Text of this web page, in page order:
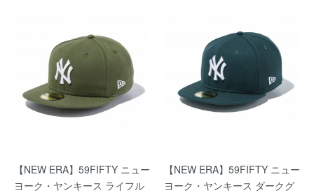
【NEW ERA】59FIFTY ニュー
ヨーク・ヤンキース ライフル
【NEW ERA】59FIFTY ニュー
ヨーク・ヤンキース ダークグ